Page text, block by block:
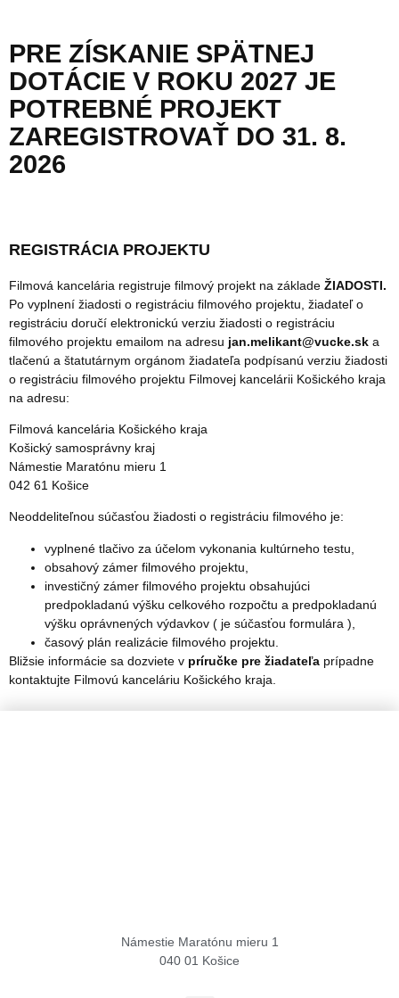
PRE ZÍSKANIE SPÄTNEJ
DOTÁCIE V ROKU 2027 JE
POTREBNÉ PROJEKT
ZAREGISTROVAŤ DO 31. 8.
2026
REGISTRÁCIA PROJEKTU
Filmová kancelária registruje filmový projekt na základe ŽIADOSTI.
Po vyplnení žiadosti o registráciu filmového projektu, žiadateľ o
registráciu doručí elektronickú verziu žiadosti o registráciu
filmového projektu emailom na adresu jan.melikant@vucke.sk a
tlačenú a štatutárnym orgánom žiadateľa podpísanú verziu žiadosti
o registráciu filmového projektu Filmovej kancelárii Košického kraja
na adresu:
Filmová kancelária Košického kraja
Košický samosprávny kraj
Námestie Maratónu mieru 1
042 61 Košice
Neoddeliteľnou súčasťou žiadosti o registráciu filmového je:
vyplnené tlačivo za účelom vykonania kultúrneho testu,
obsahový zámer filmového projektu,
investičný zámer filmového projektu obsahujúci
predpokladanú výšku celkového rozpočtu a predpokladanú
výšku oprávnených výdavkov ( je súčasťou formulára ),
časový plán realizácie filmového projektu.
Bližsie informácie sa dozviete v príručke pre žiadateľa prípadne
kontaktujte Filmovú kanceláriu Košického kraja.
Námestie Maratónu mieru 1
040 01 Košice